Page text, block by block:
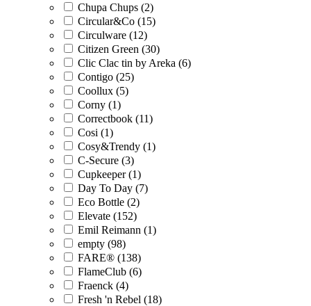
Chupa Chups (2)
Circular&Co (15)
Circulware (12)
Citizen Green (30)
Clic Clac tin by Areka (6)
Contigo (25)
Coollux (5)
Corny (1)
Correctbook (11)
Cosi (1)
Cosy&Trendy (1)
C-Secure (3)
Cupkeeper (1)
Day To Day (7)
Eco Bottle (2)
Elevate (152)
Emil Reimann (1)
empty (98)
FARE® (138)
FlameClub (6)
Fraenck (4)
Fresh 'n Rebel (18)